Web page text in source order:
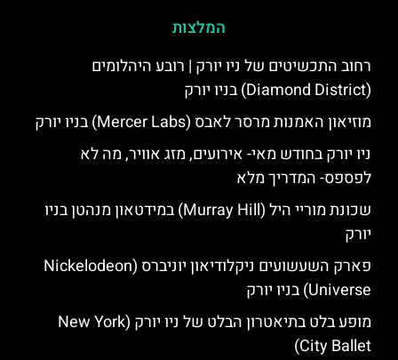
המלצות
רחוב התכשיטים של ניו יורק | רובע היהלומים
(Diamond District) בניו יורק
מוזיאון האמנות מרסר לאבס (Mercer Labs) בניו יורק
ניו יורק בחודש מאי- אירועים, מזג אוויר, מה לא
לפספס- המדריך מלא
שכונת מוריי היל (Murray Hill) במידטאון מנהטן בניו
יורק
פארק השעשועים ניקלודיאון יוניברס (Nickelodeon
Universe) בניו יורק
מופע בלט בתיאטרון הבלט של ניו יורק (New York
City Ballet)